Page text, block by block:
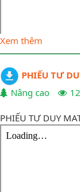
Xem thêm
PHIẾU TƯ
Nâng cao
PHIẾU TƯ DUY